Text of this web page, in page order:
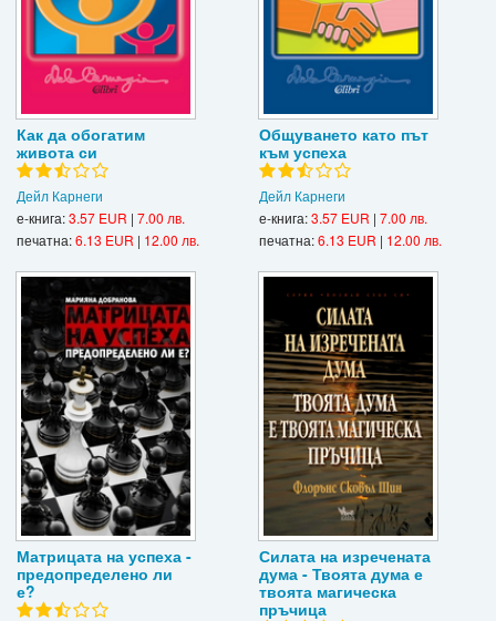
Как да обогатим
живота си
Дейл Карнеги
е-книга:3.57 EUR | 7.00 лв.
печатна:6.13 EUR | 12.00 лв.
Общуването като път
към успеха
Дейл Карнеги
е-книга:3.57 EUR | 7.00 лв.
печатна:6.13 EUR | 12.00 лв.
Матрицата на успеха -
предопределено ли
е?
Силата на изречената
дума - Твоята дума е
твоята магическа
пръчица